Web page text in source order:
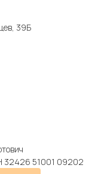
39Б
32426 51001 09202